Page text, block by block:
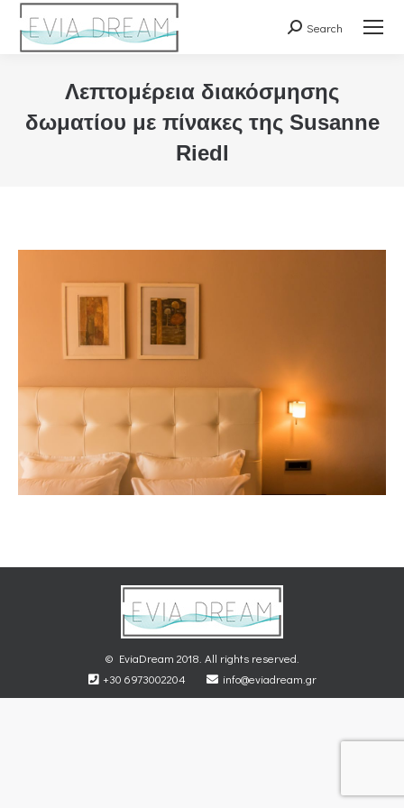
Search:
Search
Λεπτομέρεια διακόσμησης
δωματίου με πίνακες της Susanne
Riedl
© EviaDream 2018. All rights reserved.
+30 6973002204
info@eviadream.gr